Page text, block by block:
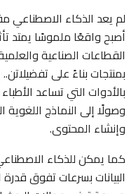
لم يعد الذكاء الاصطناعي
أصبح واقعًا ملموسًا يمتد
القطاعات الصناعية
بمنتجات بناءً على تفضيلاتن..
بالأدوات التي تساعد
وصولًا إلى النماذج
وإنشاء المحتوى.
كما يمكن للذكاء
البيانات بسرعات تفوق قدرة